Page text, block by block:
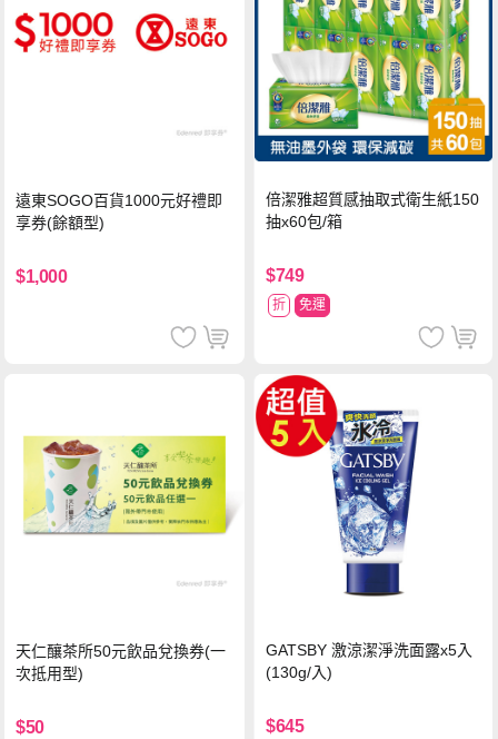
遠東SOGO百貨1000元好禮即
享券(餘額型)
$1,000
倍潔雅超質感抽取式衛生紙150
抽x60包/箱
$749
折 免運
天仁釀茶所50元飲品兌換券(一
次抵用型)
$50
GATSBY 激涼潔淨洗面露x5入
(130g/入)
$645